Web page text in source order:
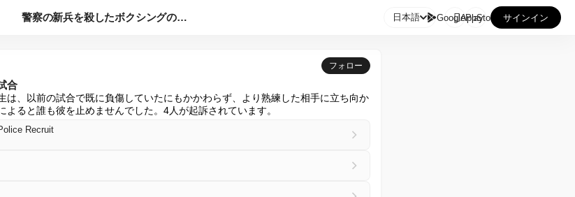
警察の新兵を殺したボクシングの試合 日本語 GooglePlay
AppStore サインイン
フォロー
合
は、以前の試合で既に負傷していたにもかかわらず、より熟練した相手に立ち向か
よると誰も彼を止めませんでした。4人が起訴されています。
Recruit